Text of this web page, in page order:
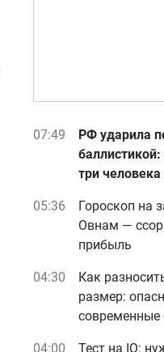
07:49
РФ ударила
три человека
05:36
Гороскоп на
Овнам —
прибыль
04:30
Как
размер:
современные
04:00 Тест на IQ: